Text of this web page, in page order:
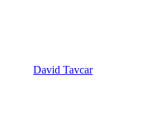
David Tavcar